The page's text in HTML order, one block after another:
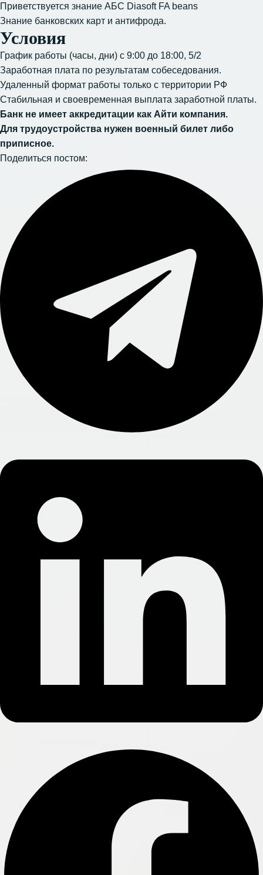
Приветствуется знание АБС Diasoft FA beans
Знание банковских карт и антифрода.
Условия
График работы (часы, дни) с 9:00 до 18:00, 5/2
Заработная плата по результатам собеседования.
Удаленный формат работы только с территории РФ
Стабильная и своевременная выплата заработной платы.
Банк не имеет аккредитации как Айти компания.
Для трудоустройства нужен военный билет либо
приписное.
Поделиться постом: